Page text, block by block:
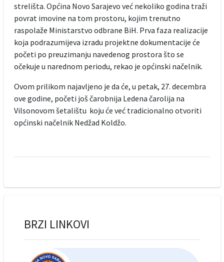
strelišta. Općina Novo Sarajevo već nekoliko godina traži
povrat imovine na tom prostoru, kojim trenutno
raspolaže Ministarstvo odbrane BiH. Prva faza realizacije
koja podrazumijeva izradu projektne dokumentacije će
početi po preuzimanju navedenog prostora što se
očekuje u narednom periodu, rekao je općinski načelnik.
Ovom prilikom najavljeno je da će, u petak, 27. decembra
ove godine, početi još čarobnija Ledena čarolija na
Vilsonovom šetalištu koju će već tradicionalno otvoriti
općinski načelnik Nedžad Koldžo.
BRZI LINKOVI